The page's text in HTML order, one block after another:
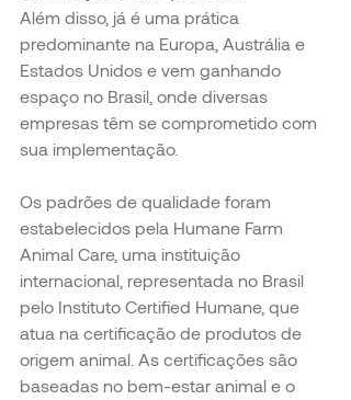
Além disso, já é uma prática
predominante na Europa, Austrália e
Estados Unidos e vem ganhando
espaço no Brasil, onde diversas
empresas têm se comprometido com
sua implementação.
Os padrões de qualidade foram
estabelecidos pela Humane Farm
Animal Care, uma instituição
internacional, representada no Brasil
pelo Instituto Certified Humane, que
atua na certificação de produtos de
origem animal. As certificações são
baseadas no bem-estar animal e o